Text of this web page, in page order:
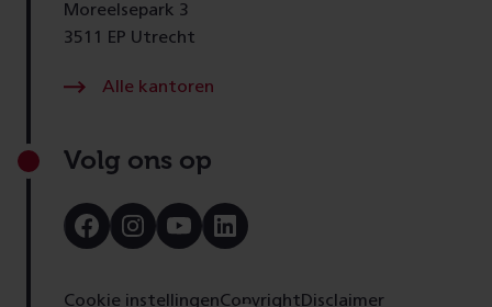
Moreelsepark 3
3511 EP Utrecht
Alle kantoren
Volg ons op
Bezoek
onze
Bezoek
onze
Bezoek
onze
Bezoek
onze
Cookie instellingenCopyright Disclaimer